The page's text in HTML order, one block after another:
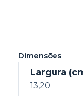
Dimensões
Largura
13,20